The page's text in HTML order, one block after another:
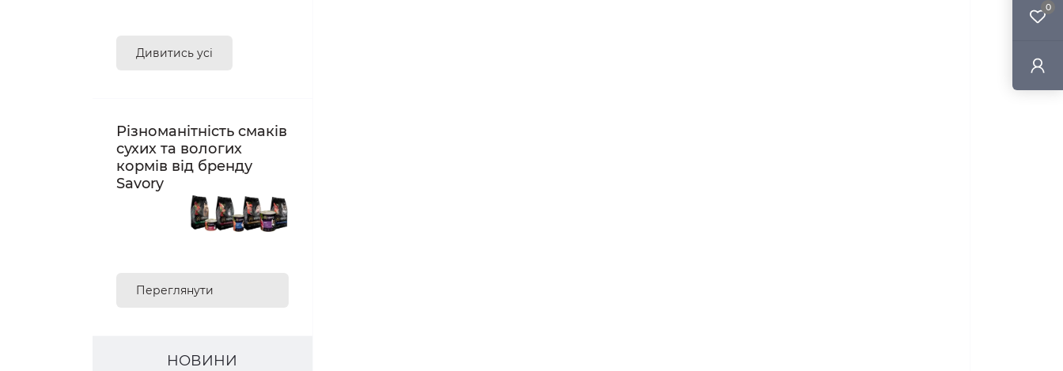
0
Дивитись усі
Різноманітність смаків
сухих та вологих
кормів від бренду
Savory
Переглянути
НОВИНИ